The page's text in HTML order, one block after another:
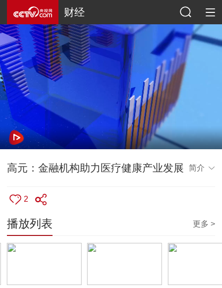
财经
高元：金融机构助力医疗健康产业发展 简介
2
播放列表 更多 >